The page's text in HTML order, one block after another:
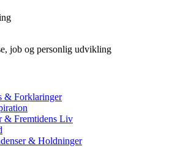
job og personlig udvikling
& Forklaringer
& Fremtidens Liv
& Holdninger